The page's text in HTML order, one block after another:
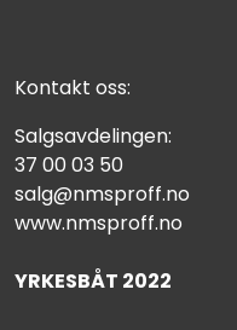
Kontakt oss:
Salgsavdelingen:
37 00 03 50
salg@nmsproff.no
www.nmsproff.no
YRKESBÅT 2022